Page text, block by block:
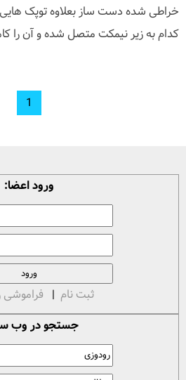
خراطی شده دست ساز بعلاوه توپک
کدام به زیر نیمکت متصل شده و آن را
1
ورود اعضا:
ثبت نام | فراموشی
جستجو در وب